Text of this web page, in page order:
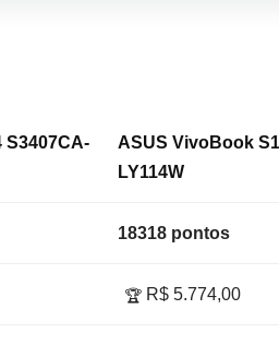
S3407CA-
ASUS VivoBook
LY114W
18318 pontos
🏆R$ 5.774,00